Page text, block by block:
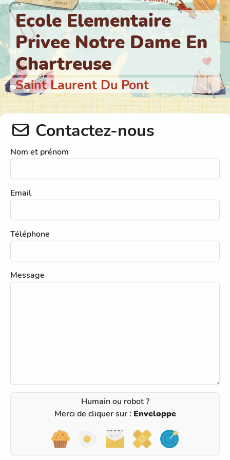
Ecole Elementaire
Privee Notre Dame En
Chartreuse
Saint Laurent Du Pont
Contactez-nous
Nom et prénom
Email
Téléphone
Message
Humain ou robot ?
Merci de cliquer sur : Enveloppe